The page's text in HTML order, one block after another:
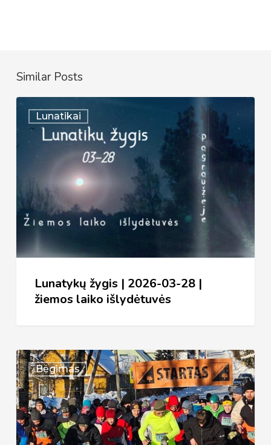
Similar Posts
Lunatikai
Lunatykų
žygis
|
28
žiemos
laiko
išlydėtuvės
Lunatykų žygis | 2026-03-28 |
žiemos laiko išlydėtuvės
Bėgimas
XXXVI
bėgimas
Aplink
Želvos
ežerą